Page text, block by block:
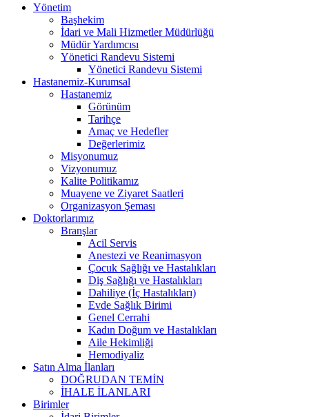
Yönetim
Başhekim
İdari ve Mali Hizmetler Müdürlüğü
Müdür Yardımcısı
Yönetici Randevu Sistemi
Yönetici Randevu Sistemi
Hastanemiz-Kurumsal
Hastanemiz
Görünüm
Tarihçe
Amaç ve Hedefler
Değerlerimiz
Misyonumuz
Vizyonumuz
Kalite Politikamız
Muayene ve Ziyaret Saatleri
Organizasyon Şeması
Doktorlarımız
Branşlar
Acil Servis
Anestezi ve Reanimasyon
Çocuk Sağlığı ve Hastalıkları
Diş Sağlığı ve Hastalıkları
Dahiliye (İç Hastalıkları)
Evde Sağlık Birimi
Genel Cerrahi
Kadın Doğum ve Hastalıkları
Aile Hekimliği
Hemodiyaliz
Satın Alma İlanları
DOĞRUDAN TEMİN
İHALE İLANLARI
Birimler